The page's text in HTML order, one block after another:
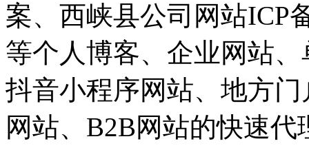
案、西峡县公司网站ICP
等个人博客、企业网站
抖音小程序网站、地方
网站、B2B网站的快速代